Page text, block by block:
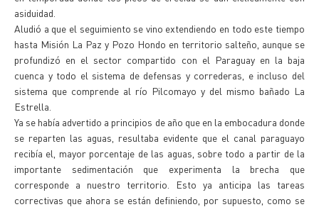
asiduidad.
Aludió a que el seguimiento se vino extendiendo en todo este tiempo
hasta Misión La Paz y Pozo Hondo en territorio salteño, aunque se
profundizó en el sector compartido con el Paraguay en la baja
cuenca y todo el sistema de defensas y correderas, e incluso del
sistema que comprende al río Pilcomayo y del mismo bañado La
Estrella.
Ya se había advertido a principios de año que en la embocadura donde
se reparten las aguas, resultaba evidente que el canal paraguayo
recibía el, mayor porcentaje de las aguas, sobre todo a partir de la
importante sedimentación que experimenta la brecha que
corresponde a nuestro territorio. Esto ya anticipa las tareas
correctivas que ahora se están definiendo, por supuesto, como se